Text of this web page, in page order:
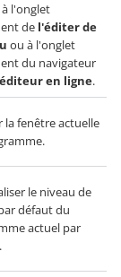
à l'onglet
de l'éditer de
ou à l'onglet
du navigateur
en ligne.
la fenêtre actuelle
le niveau de
défaut du
actuel par